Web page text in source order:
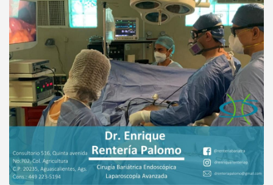
Paciente
Me gusto mucho el trato que me dio el
doctor, es muy detallista en todo y me
contesto todas mis dudas y se ve que sabe
del tema muchísimo además es muy
guapo.!!